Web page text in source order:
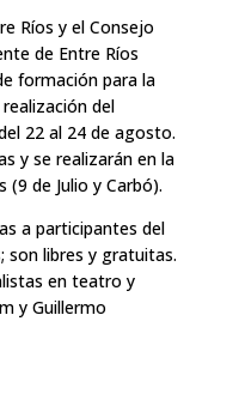
Ríos y el Consejo
de Entre Ríos
formación para la
del
22 al 24 de agosto.
y se realizarán en la
(9 de Julio y Carbó).
a participantes del
son libres y gratuitas.
en teatro y
y Guillermo